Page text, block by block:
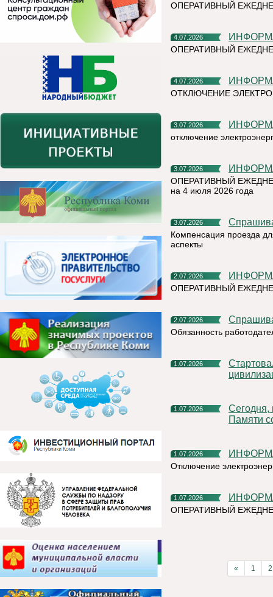
ОПЕРАТИВНЫЙ
4.07.2026
ОПЕРАТИВНЫЙ
4.07.2026
ОТКЛЮЧЕНИЕ
3.07.2026
отключение
3.07.2026
ОПЕРАТИВНЫЙ
на 4 июля 2026 года
3.07.2026
Компенсация проезда
аспекты
2.07.2026
ОПЕРАТИВНЫЙ
2.07.2026
Обязанность
1.07.2026
Стартовал X Международный фотоконкурс «Русская
1.07.2026
Сегодня, в День ветеранов боевых действий, в Сквере
Памяти
1.07.2026
Отключение
1.07.2026
ОПЕРАТИВНЫЙ
« 1 2